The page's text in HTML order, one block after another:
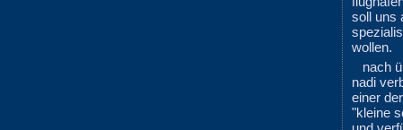
soll uns
wollen.
nach
nadi
einer
"kleine